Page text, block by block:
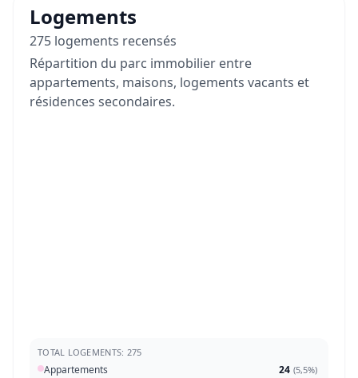
Logements
275 logements recensés
Répartition du parc immobilier entre
appartements, maisons, logements vacants et
résidences secondaires.
TOTAL LOGEMENTS: 275
Appartements 24 (5,5%)